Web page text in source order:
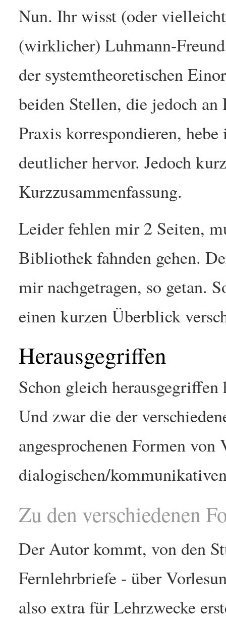
Nun. Ihr wisst (oder
(wirklicher) Luhmann-
der systemtheoretischen
beiden Stellen, die jedoch
Praxis korrespondieren,
deutlicher hervor. Jedoch
Kurzzusammenfassung.
Leider fehlen mir 2 Seiten,
Bibliothek fahnden gehen.
mir nachgetragen, so getan.
einen kurzen Überblick
Herausgegriffen
Schon gleich
Und zwar die der
angesprochenen Formen
dialogischen/
Zu den verschiedenen
Der Autor kommt, von den
Fernlehrbriefe - über
also extra für Lehrzwecke